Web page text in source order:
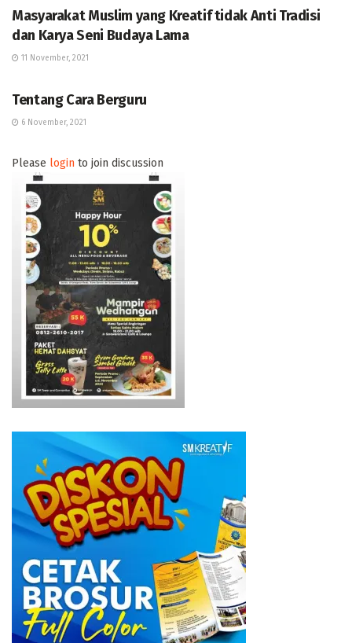
Masyarakat Muslim yang Kreatif tidak Anti Tradisi
dan Karya Seni Budaya Lama
11 November, 2021
Tentang Cara Berguru
6 November, 2021
Please login to join discussion